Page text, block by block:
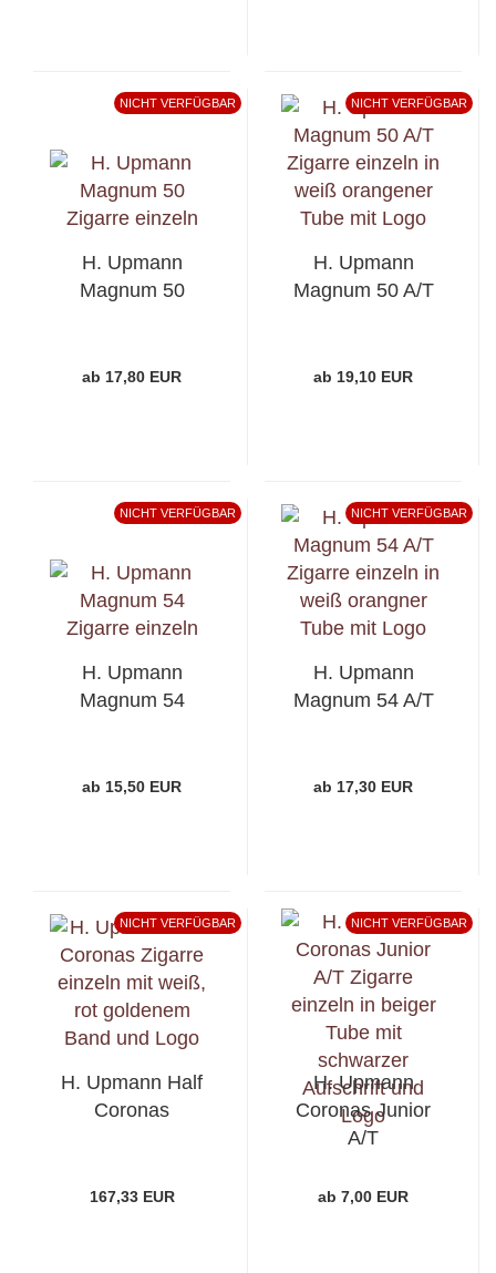
NICHT VERFÜGBAR
H. Upmann
Magnum 50
ab 17,80 EUR
NICHT VERFÜGBAR
H. Upmann
Magnum 50 A/T
ab 19,10 EUR
NICHT VERFÜGBAR
H. Upmann
Magnum 54
ab 15,50 EUR
NICHT VERFÜGBAR
H. Upmann
Magnum 54 A/T
ab 17,30 EUR
NICHT VERFÜGBAR
H. Upmann Half
Coronas
167,33 EUR
NICHT VERFÜGBAR
H. Upmann
Coronas Junior
A/T
ab 7,00 EUR